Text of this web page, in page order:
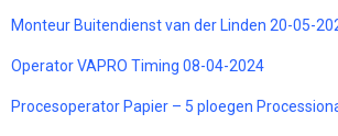
Monteur Buitendienst van der Linden 20-05-
Operator VAPRO Timing 08-04-2024
Procesoperator Papier – 5 ploegen